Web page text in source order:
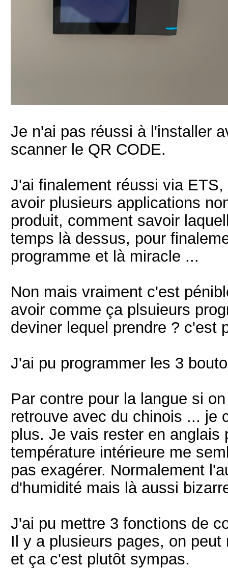
Je n'ai pas réussi à l'installer
scanner le QR CODE.
J'ai finalement réussi via
avoir plusieurs applications
produit, comment savoir
temps là dessus, pour
programme et là miracle ...
Non mais vraiment c'est
avoir comme ça plsuieurs
deviner lequel prendre ? c'est
J'ai pu programmer les 3
Par contre pour la langue si
retrouve avec du chinois ... je
plus. Je vais rester en anglais
température intérieure me
pas exagérer. Normalement
d'humidité mais là aussi
J'ai pu mettre 3 fonctions de
Il y a plusieurs pages, on
et ça c'est plutôt sympas.